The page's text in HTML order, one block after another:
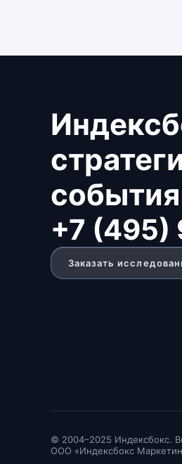
события
+7 (495)
Заказать
© 2004–2025 Индексбокс.
ООО «Индексбокс